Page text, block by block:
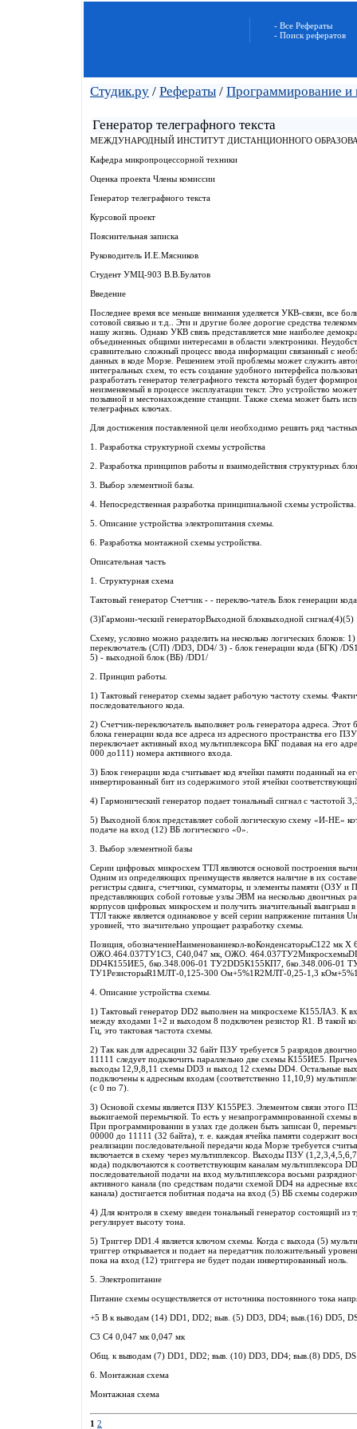
- Все Рефераты
- Поиск рефератов
Студик.ру / Рефераты / Программирование и
Генератор телеграфного текста
МЕЖДУНАРОДНЫЙ ИНСТИТУТ ДИСТАНЦИОННОГО
Кафедра микропроцессорной техники
Оценка проекта Члены комиссии
Генератор телеграфного текста
Курсовой проект
Пояснительная записка
Руководитель И.Е.Мясников
Студент УМЦ-903 В.В.Булатов
Введение
Последнее время все меньше внимания уделяется УКВ-связи, все
сотовой связью и т.д.. Эти и другие более дорогие средства
нашу жизнь. Однако УКВ связь представляется мне наиболее
объединенных общими интересами в области электроники.
сравнительно сложный процесс ввода информации связанный с
данных в коде Морзе. Решением этой проблемы может служить
интегральных схем, то есть создание удобного интерфейса
разработать генератор телеграфного текста который будет
неизменяемый в процессе эксплуатации текст. Это устройство
позывной и местонахождение станции. Также схема может быть
телеграфных ключах.
Для достижения поставленной цели необходимо решить ряд
1. Разработка структурной схемы устройства
2. Разработка принципов работы и взаимодействия структурных
3. Выбор элементной базы.
4. Непосредственная разработка принципиальной схемы устройства.
5. Описание устройства электропитания схемы.
6. Разработка монтажной схемы устройства.
Описательная часть
1. Структурная схема
Тактовый генератор Счетчик - - переклю-чатель Блок генерации
(3)Гармони-ческий генераторВыходной блоквыходной сигнал(4)(5)
Схему, условно можно разделить на несколько логических блоков:
переключатель (С/П) /DD3, DD4/ 3) - блок генерации кода (БГК) /
5) - выходной блок (ВБ) /DD1/
2. Принцип работы.
1) Тактовый генератор схемы задает рабочую частоту схемы.
последовательного кода.
2) Счетчик-переключатель выполняет роль генератора адреса. Этот
блока генерации кода все адреса из адресного пространства его
переключает активный вход мультиплексора БКГ подавая на его
000 до111) номера активного входа.
3) Блок генерации кода считывает код ячейки памяти поданный на
инвертированный бит из содержимого этой ячейки
4) Гармонический генератор подает тональный сигнал с частотой
5) Выходной блок представляет собой логическую схему «И-НЕ»
подаче на вход (12) ВБ логического «0».
3. Выбор элементной базы
Серии цифровых микросхем ТТЛ являются основой построения
Одним из определяющих преимуществ является наличие в их
регистры сдвига, счетчики, сумматоры, и элементы памяти (ОЗУ и
представляющих собой готовые узлы ЭВМ на несколько двоичных
корпусов цифровых микросхем и получить значительный выигрыш
ТТЛ также является одинаковое у всей серии напряжение питания
уровней, что значительно упрощает разработку схемы.
Позиция, обозначениеНаименованиекол-воКонденсаторыC122
ОЖО.464.037ТУ1С3, С40,047 мк, ОЖО.
DD4К155ИЕ5, бко.348.006-01 ТУ2DD5К155КП7, бко.348.006-01
ТУ1РезисторыR1МЛТ-0,125-300 Ом+5%1R2МЛТ-0,25-1,3
4. Описание устройства схемы.
1) Тактовый генератор DD2 выполнен на микросхеме К155ЛА3. К
между входами 1+2 и выходом 8 подключен резистор R1. В такой
Гц, это тактовая частота схемы.
2) Так как для адресации 32 байт ПЗУ требуется 5 разрядов
11111 следует подключить параллельно две схемы К155ИЕ5.
выходы 12,9,8,11 схемы DD3 и выход 12 схемы DD4. Остальные
подключены к адресным входам (соответственно 11,10,9)
(с 0 по 7).
3) Основой схемы является ПЗУ К155РЕ3. Элементом связи этого
выжигаемой перемычкой. То есть у незапрограммированной схемы
При программировании в узлах где должен быть записан 0,
00000 до 11111 (32 байта), т. е. каждая ячейка памяти содержит
реализации последовательной передачи кода Морзе требуется
включается в схему через мультиплексор. Выходы ПЗУ
кода) подключаются к соответствующим каналам мультиплексора
последовательной подачи на вход мультиплексора восьми
активного канала (по средствам подачи схемой DD4 на адресные
канала) достигается побитная подача на вход (5) ВБ схемы
4) Для контроля в схему введен тональный генератор состоящий из
регулирует высоту тона.
5) Триггер DD1.4 является ключом схемы. Когда с выхода (5)
триггер открывается и подает на передатчик положительный
пока на вход (12) триггера не будет подан инвертированный ноль.
5. Электропитание
Питание схемы осуществляется от источника постоянного тока
+5 В к выводам (14) DD1, DD2; выв. (5) DD3, DD4; выв.(16) DD5,
С3 C4 0,047 мк 0,047 мк
Общ. к выводам (7) DD1, DD2; выв. (10) DD3, DD4; выв.(8) DD5,
6. Монтажная схема
Монтажная схема
1 2